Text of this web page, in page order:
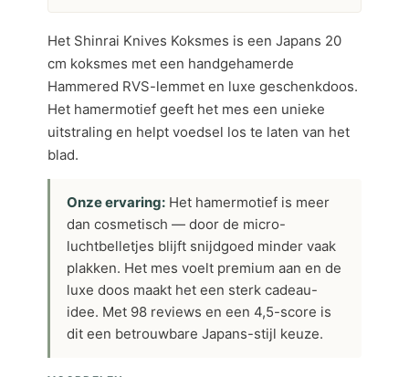
Het Shinrai Knives Koksmes is een Japans 20
cm koksmes met een handgehamerde
Hammered RVS-lemmet en luxe geschenkdoos.
Het hamermotief geeft het mes een unieke
uitstraling en helpt voedsel los te laten van het
blad.
Onze ervaring: Het hamermotief is meer
dan cosmetisch — door de micro-
luchtbelletjes blijft snijdgoed minder vaak
plakken. Het mes voelt premium aan en de
luxe doos maakt het een sterk cadeau-
idee. Met 98 reviews en een 4,5-score is
dit een betrouwbare Japans-stijl keuze.